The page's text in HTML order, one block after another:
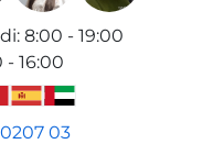
: 8:00 - 19:00
- 16:00
03